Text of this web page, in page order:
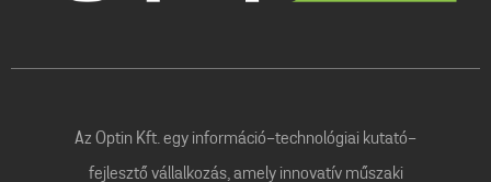
Az Optin Kft. egy információ-technológiai kutató-
fejlesztő vállalkozás, amely innovatív műszaki